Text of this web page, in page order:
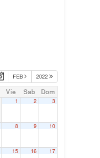
FEB 2022
Vie Sab Dom
1 2 3
8 9 10
15 16 17